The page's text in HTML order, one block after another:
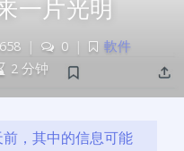
一片光明
| 0 |
軟件
2 分钟
，其中的信息可能